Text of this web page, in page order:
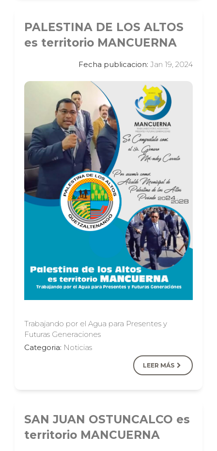
PALESTINA DE LOS ALTOS
es territorio MANCUERNA
Fecha publicacion: Jan 19, 2024
Trabajando por el Agua para Presentes y
Futuras Generaciones
Categoria: Noticias
LEER MÁS
SAN JUAN OSTUNCALCO es
territorio MANCUERNA